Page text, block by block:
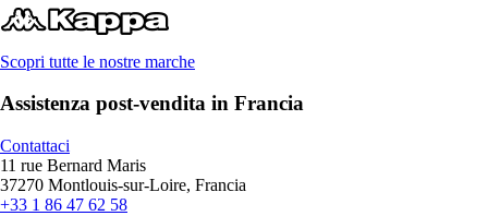
Scopri tutte le nostre marche
Assistenza post-vendita in Francia
Contattaci
11 rue Bernard Maris
37270 Montlouis-sur-Loire, Francia
+33 1 86 47 62 58